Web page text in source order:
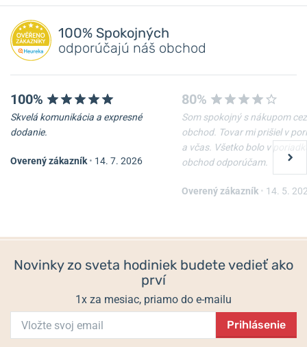
Pridať dotaz
Nôž Victorinox Waiter
19,80 €
-10%
Nôž Victorinox Spartan
29,70 €
100% Spokojných
odporúčajú náš obchod
100%
Skvelá komunikácia a expresné
dodanie.
Overený zákazník • 14. 7. 2026
80%
Som spokojný s nákupom cez
obchod. Tovar mi prišiel v
a včas. Všetko bolo v
obchod odporúčam.
Overený zákazník • 14. 5.
Novinky zo sveta hodiniek budete vedieť ako
prví
1x za mesiac, priamo do e-mailu
Prihlásenie